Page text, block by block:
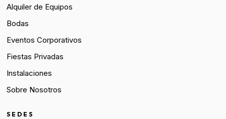
Alquiler de Equipos
Bodas
Eventos Corporativos
Fiestas Privadas
Instalaciones
Sobre Nosotros
SEDES